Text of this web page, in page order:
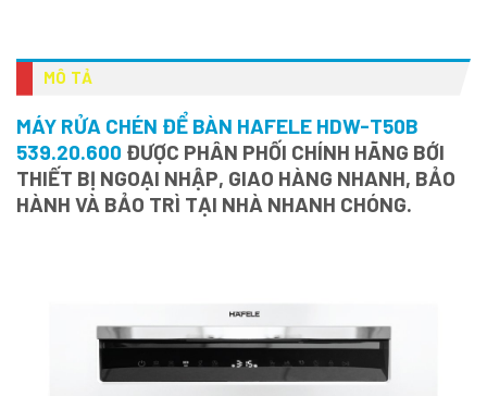
MÔ TẢ
MÁY RỬA CHÉN ĐỂ BÀN HAFELE HDW-T50B
539.20.600 ĐƯỢC PHÂN PHỐI CHÍNH HÃNG BỚI
THIẾT BỊ NGOẠI NHẬP, GIAO HÀNG NHANH, BẢO
HÀNH VÀ BẢO TRÌ TẠI NHÀ NHANH CHÓNG.